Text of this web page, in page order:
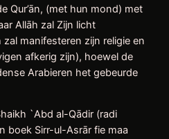
Qur’ān, (met hun mond) met
Allāh zal Zijn licht
manifesteren zijn religie en
afkerig zijn), hoewel de
Arabieren het gebeurde
`Abd al-Qādir (radi
boek Sirr-ul-Asrār fie maa